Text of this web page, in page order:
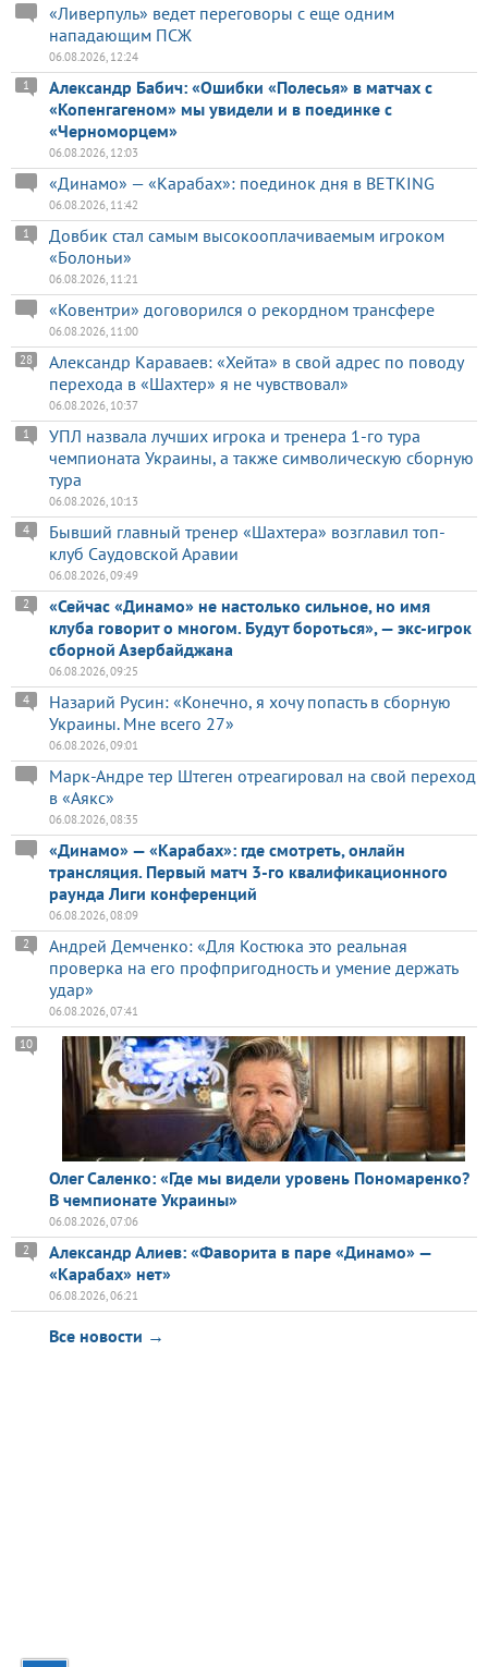
«Ливерпуль» ведет переговоры с еще одним
нападающим ПСЖ
06.08.2026, 12:24
Александр Бабич: «Ошибки «Полесья» в матчах с
«Копенгагеном» мы увидели и в поединке с
«Черноморцем»
1
06.08.2026, 12:03
«Динамо» — «Карабах»: поединок дня в BETKING
06.08.2026, 11:42
Довбик стал самым высокооплачиваемым игроком
«Болоньи»
1
06.08.2026, 11:21
«Ковентри» договорился о рекордном трансфере
06.08.2026, 11:00
Александр Караваев: «Хейта» в свой адрес по поводу
перехода в «Шахтер» я не чувствовал»
28
06.08.2026, 10:37
УПЛ назвала лучших игрока и тренера 1-го тура
чемпионата Украины, а также символическую сборную
тура
1
06.08.2026, 10:13
Бывший главный тренер «Шахтера» возглавил топ-
клуб Саудовской Аравии
4
06.08.2026, 09:49
«Сейчас «Динамо» не настолько сильное, но имя
клуба говорит о многом. Будут бороться», — экс-игрок
сборной Азербайджана
2
06.08.2026, 09:25
Назарий Русин: «Конечно, я хочу попасть в сборную
Украины. Мне всего 27»
4
06.08.2026, 09:01
Марк-Андре тер Штеген отреагировал на свой переход
в «Аякс»
06.08.2026, 08:35
«Динамо» — «Карабах»: где смотреть, онлайн
трансляция. Первый матч 3-го квалификационного
раунда Лиги конференций
06.08.2026, 08:09
Андрей Демченко: «Для Костюка это реальная
проверка на его профпригодность и умение держать
удар»
2
06.08.2026, 07:41
Олег Саленко: «Где мы видели уровень Пономаренко?
В чемпионате Украины»
10
06.08.2026, 07:06
Александр Алиев: «Фаворита в паре «Динамо» —
«Карабах» нет»
2
06.08.2026, 06:21
Все новости →